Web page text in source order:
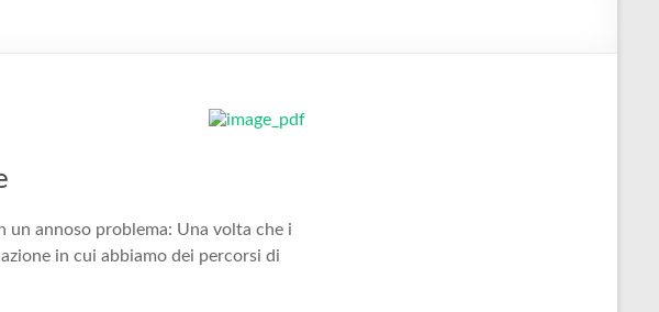
un annoso problema: Una volta che i
in cui abbiamo dei percorsi di